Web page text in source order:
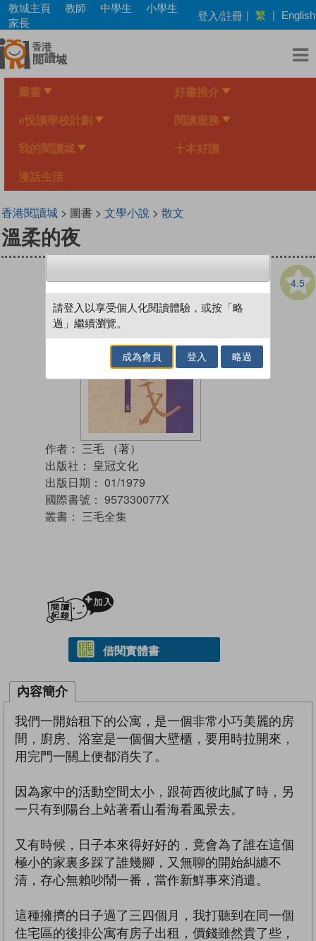
Skip
main
content
教城主頁 教師 中學生
小學生
家長
登入/註冊 | 繁 | English
圖書 好書推介
e悅讀學校計劃 閱讀服務
我的閱讀城 十本好讀
漫話生活
香港閱讀城> 圖書 > 文學小說 > 散文
溫柔的夜
4.5
作者： 三毛 （著）
出版社： 皇冠文化
出版日期： 01/1979
國際書號： 957330077X
叢書： 三毛全集
借閱實體書
內容簡介
我們一開始租下的公寓，是一個非常小巧美麗的房
間，廚房、浴室是一個個大壁櫃，要用時拉開來，
用完門一關上便都消失了。
因為家中的活動空間太小，跟荷西彼此膩了時，另
一只有到陽台上站著看山看海看風景去。
又有時候，日子本來得好好的，竟會為了誰在這個
極小的家裏多踩了誰幾腳，又無聊的開始糾纏不
清，存心無賴吵鬧一番，當作新鮮事來消遣。
這種擁擠的日子過了三四個月，我打聽到在同一個
住宅區的後排公寓有房子出租，價錢雖然貴了些，
請登入以享受個人化閱讀體驗，或按「略
過」繼續瀏覽。
成為會員 登入 略過